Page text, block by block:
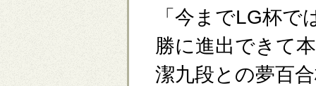
「今までLG杯
勝に進出できて
潔九段との夢百